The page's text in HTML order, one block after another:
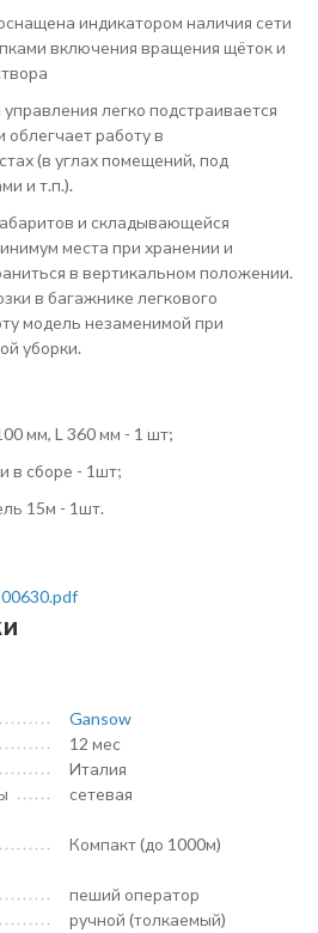
индикатором наличия сети
включения вращения щёток и
легко подстраивается
облегчает работу в
(в углах помещений, под
и т.п.).
и складывающейся
места при хранении и
в вертикальном положении.
в багажнике легкового
модель незаменимой при
уборки.
мм, L 360 мм - 1 шт;
в сборе - 1шт;
15м - 1шт.
Gansow
12 мес
Италия
сетевая
Компакт (до 1000м)
пеший оператор
ручной (толкаемый)